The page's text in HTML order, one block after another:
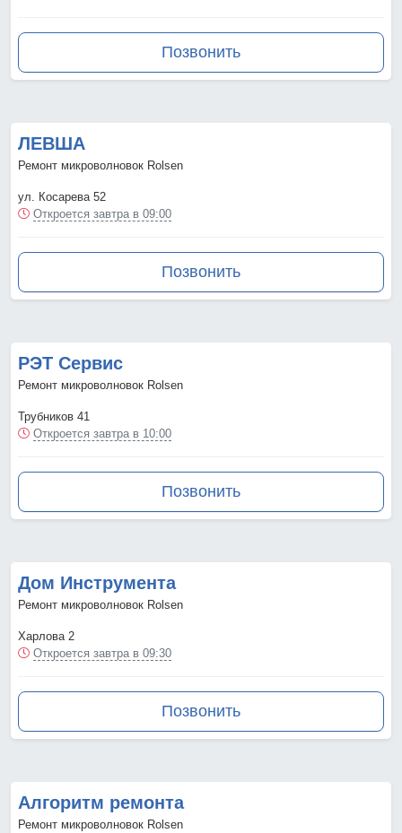
Позвонить
ЛЕВША
Ремонт микроволновок Rolsen
ул. Косарева 52
Откроется завтра в 09:00
Позвонить
РЭТ Сервис
Ремонт микроволновок Rolsen
Трубников 41
Откроется завтра в 10:00
Позвонить
Дом Инструмента
Ремонт микроволновок Rolsen
Харлова 2
Откроется завтра в 09:30
Позвонить
Алгоритм ремонта
Ремонт микроволновок Rolsen